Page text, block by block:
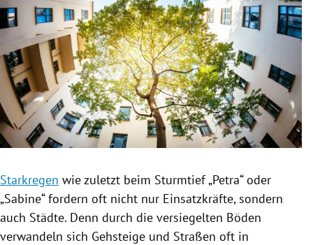
Untermenü
Untermenü
Untermenü
Untermenü
Untermenü
Untermenü
Starkregen wie zuletzt beim Sturmtief„Petra“ oder
„Sabine“ fordern oft nicht nur Einsatzkräfte, sondern
auch Städte. Denn durch die versiegelten Böden
verwandeln sich Gehsteige und Straßen oft in